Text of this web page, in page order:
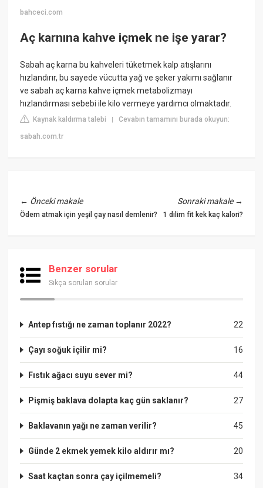
bahceci.com
Aç karnına kahve içmek ne işe yarar?
Sabah aç karna bu kahveleri tüketmek kalp atışlarını
hızlandırır, bu sayede vücutta yağ ve şeker yakımı sağlanır
ve sabah aç karna kahve içmek metabolizmayı
hızlandırması sebebi ile kilo vermeye yardımcı olmaktadır.
Kaynak kaldırma talebi |Cevabın tamamını burada okuyun:
sabah.com.tr
← Önceki makale
Ödem atmak için yeşil çay nasıl demlenir?
Sonraki makale→
1 dilim fit kek kaç kalori?
Benzer sorular
Sıkça sorulan sorular
22
Antep fıstığı ne zaman toplanır 2022?
16
Çayı soğuk içilir mi?
44
Fıstık ağacı suyu sever mi?
27
Pişmiş baklava dolapta kaç gün saklanır?
45
Baklavanın yağı ne zaman verilir?
20
Günde 2 ekmek yemek kilo aldırır mı?
34
Saat kaçtan sonra çay içilmemeli?